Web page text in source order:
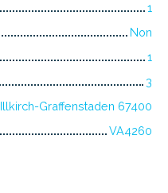
1
Non
1
3
Illkirch-Graffenstaden 67400
VA4260